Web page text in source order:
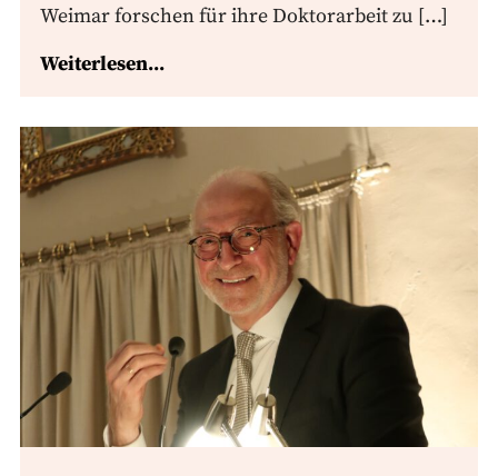
Weimar forschen für ihre Doktorarbeit zu […]
Weiterlesen...